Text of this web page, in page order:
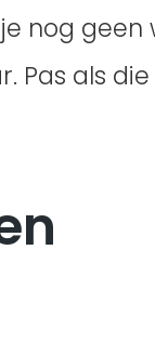
je nog
Pas als